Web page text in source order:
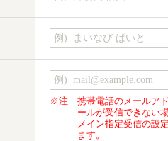
※注
携帯電話のメールア
ールが受信できない
メイン指定受信の設
ます。